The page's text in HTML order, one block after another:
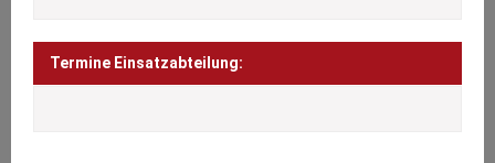
Termine Einsatzabteilung: